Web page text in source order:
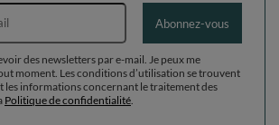
Adresse e-mail
Abonnez-vous
des newsletters par e-mail. Je peux me
moment. Les conditions d’utilisation se trouvent
les informations concernant le traitement des
Politique de confidentialité